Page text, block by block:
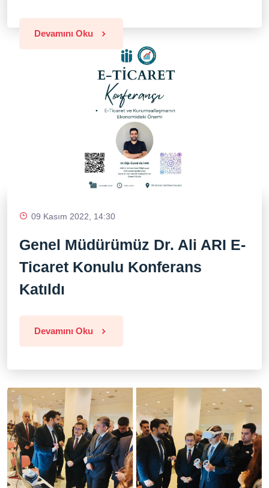
Devamını Oku
09 Kasım 2022, 14:30
Genel Müdürümüz Dr. Ali ARI E-
Ticaret Konulu Konferans
Katıldı
Devamını Oku